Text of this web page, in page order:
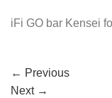
iFi GO bar Kensei
← Previous
Next →